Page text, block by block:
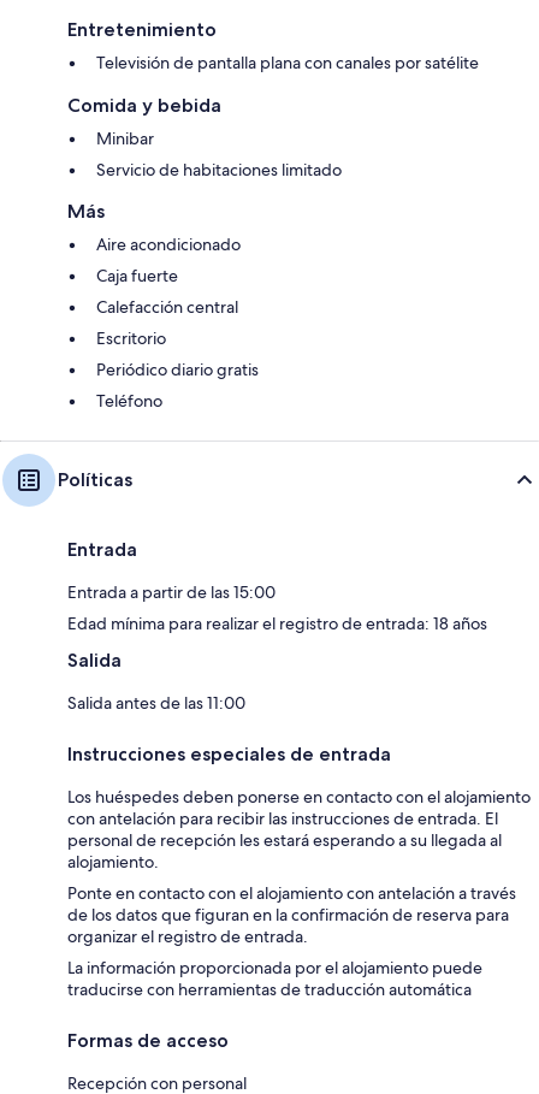
Entretenimiento
Televisión de pantalla plana con canales por satélite
Comida y bebida
Minibar
Servicio de habitaciones limitado
Más
Aire acondicionado
Caja fuerte
Calefacción central
Escritorio
Periódico diario gratis
Teléfono
Políticas
Entrada
Entrada a partir de las 15:00
Edad mínima para realizar el registro de entrada: 18 años
Salida
Salida antes de las 11:00
Instrucciones especiales de entrada
Los huéspedes deben ponerse en contacto con el alojamiento
con antelación para recibir las instrucciones de entrada. El
personal de recepción les estará esperando a su llegada al
alojamiento.
Ponte en contacto con el alojamiento con antelación a través
de los datos que figuran en la confirmación de reserva para
organizar el registro de entrada.
La información proporcionada por el alojamiento puede
traducirse con herramientas de traducción automática
Formas de acceso
Recepción con personal